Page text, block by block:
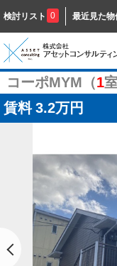
検討リスト 0 最近見た物
コーポMYM（1
賃料 3.2万円